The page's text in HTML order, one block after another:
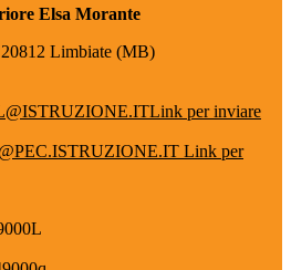
Elsa Morante
Limbiate (MB)
Link per inviare
Link per